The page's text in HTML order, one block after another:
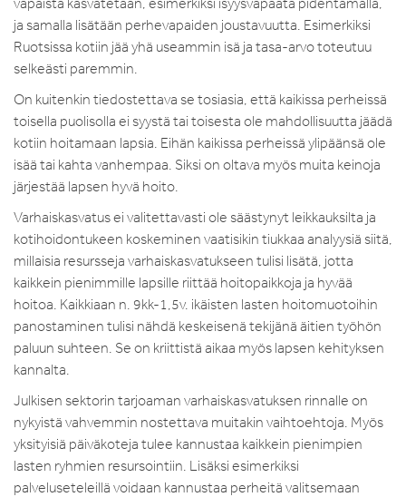
ja samalla lisätään perhevapaiden joustavuutta. Esimerkiksi
Ruotsissa kotiin jää yhä useammin isä ja tasa-arvo toteutuu
selkeästi paremmin.
On kuitenkin tiedostettava se tosiasia, että kaikissa perheissä
toisella puolisolla ei syystä tai toisesta ole mahdollisuutta jäädä
kotiin hoitamaan lapsia. Eihän kaikissa perheissä ylipäänsä ole
isää tai kahta vanhempaa. Siksi on oltava myös muita keinoja
järjestää lapsen hyvä hoito.
Varhaiskasvatus ei valitettavasti ole säästynyt leikkauksilta ja
kotihoidontukeen koskeminen vaatisikin tiukkaa analyysiä siitä,
millaisia resursseja varhaiskasvatukseen tulisi lisätä, jotta
kaikkein pienimmille lapsille riittää hoitopaikkoja ja hyvää
hoitoa. Kaikkiaan n. 9kk-1,5v. ikäisten lasten hoitomuotoihin
panostaminen tulisi nähdä keskeisenä tekijänä äitien työhön
paluun suhteen. Se on kriittistä aikaa myös lapsen kehityksen
kannalta.
Julkisen sektorin tarjoaman varhaiskasvatuksen rinnalle on
nykyistä vahvemmin nostettava muitakin vaihtoehtoja. Myös
yksityisiä päiväkoteja tulee kannustaa kaikkein pienimpien
lasten ryhmien resursointiin. Lisäksi esimerkiksi
palveluseteleillä voidaan kannustaa perheitä valitsemaan